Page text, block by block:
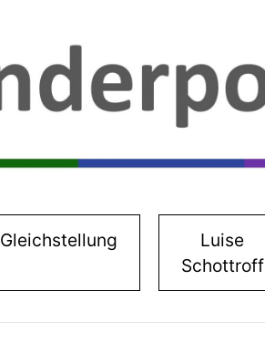
Gleichstellung
Luise
Schottroff